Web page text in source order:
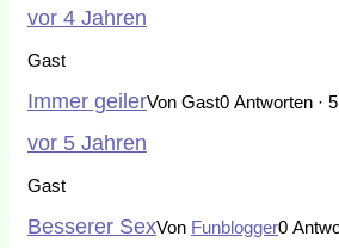
vor 4 Jahren
Gast
Immer geilerVon Gast0 Antworten ·
vor 5 Jahren
Gast
Besserer SexVon Funblogger0